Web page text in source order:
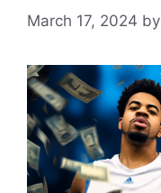
March 17, 2024 by